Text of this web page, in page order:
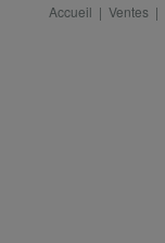
Accueil | Ventes |